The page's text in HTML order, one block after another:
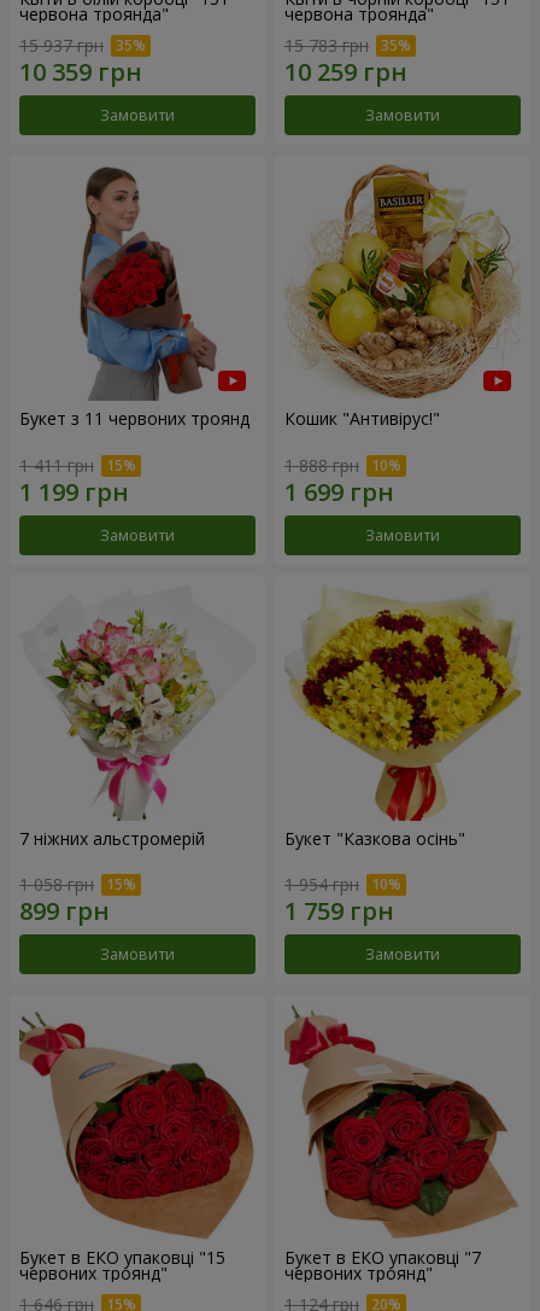
червона троянда"
15 937 грн
Замовити
червона троянда"
15 783 грн
Замовити
Букет з 11 червоних троянд
1 411 грн
Замовити
Кошик "Антивірус!"
1 888 грн
Замовити
7 ніжних альстромерій
1 058 грн
Замовити
Букет "Казкова осінь"
1 954 грн
Замовити
Букет в ЕКО упаковці "15
червоних троянд"
1 646 грн
Букет в ЕКО упаковці "7
червоних троянд"
1 124 грн